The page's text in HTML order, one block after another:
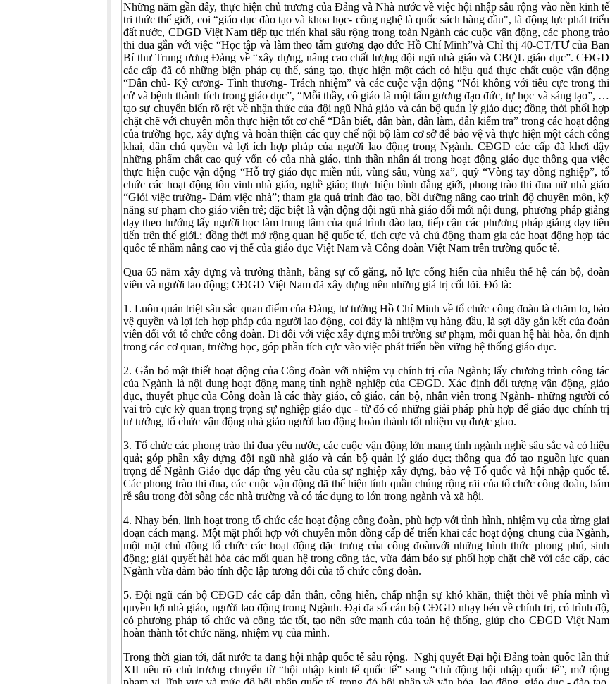
Những năm gần đây, thực hiện chủ trương của Đảng và Nhà nước về việc hội nhập sâu rộng vào nền kinh tế
tri thức thế giới, coi “giáo dục đào tạo và khoa học- công nghệ là quốc sách hàng đầu", là động lực phát triển
đất nước, CĐGD Việt Nam tiếp tục triển khai sâu rộng trong toàn Ngành các cuộc vận động, các phong trào
thi đua gắn với việc “Học tập và làm theo tấm gương đạo đức Hồ Chí Minh”và Chỉ thị 40-CT/TƯ của Ban
Bí thư Trung ương Đảng về “xây dựng, nâng cao chất lượng đội ngũ nhà giáo và CBQL giáo dục”. CĐGD
các cấp đã có những biện pháp cụ thể, sáng tạo, thực hiện một cách có hiệu quả thực chất cuộc vận động
“Dân chủ- Kỷ cương- Tình thương- Trách nhiệm” và các cuộc vận động “Nói không với tiêu cực trong thi
cử và bệnh thành tích trong giáo dục”, “Mỗi thầy, cô giáo là một tấm gương đạo đức, tự học và sáng tạo”, …
tạo sự chuyển biến rõ rệt về nhận thức của đội ngũ Nhà giáo và cán bộ quản lý giáo dục; đồng thời phối hợp
chặt chẽ với chuyên môn thực hiện tốt cơ chế “Dân biết, dân bàn, dân làm, dân kiểm tra” trong các hoạt động
của trường học, xây dựng và hoàn thiện các quy chế nội bộ làm cơ sở để bảo vệ và thực hiện một cách công
khai, dân chủ quyền và lợi ích hợp pháp của người lao động trong Ngành. CĐGD các cấp đã khơi dậy
những phẩm chất cao quý vốn có của nhà giáo, tinh thần nhân ái trong hoạt động giáo dục thông qua việc
thực hiện cuộc vận động “Hỗ trợ giáo dục miền núi, vùng sâu, vùng xa”, quỹ “Vòng tay đồng nghiệp”, tổ
chức các hoạt động tôn vinh nhà giáo, nghề giáo; thực hiện bình đẳng giới, phong trào thi đua nữ nhà giáo
“Giỏi việc trường- Đảm việc nhà”; tham gia quá trình đào tạo, bồi dưỡng nâng cao trình độ chuyên môn, kỹ
năng sư phạm cho giáo viên trẻ; đặc biệt là vận động đội ngũ nhà giáo đổi mới nội dung, phương pháp giảng
dạy theo hướng lấy người học làm trung tâm của quá trình đào tạo, tiếp cận các phương pháp giảng dạy tiên
tiến trên thế giới.; đồng thời mở rộng quan hệ quốc tế, tích cực và chủ động tham gia các hoạt động hợp tác
quốc tế nhằm nâng cao vị thế của giáo dục Việt Nam và Công đoàn Việt Nam trên trường quốc tế.
Qua 65 năm xây dựng và trưởng thành, bằng sự cố gắng, nỗ lực cống hiến của nhiều thế hệ cán bộ, đoàn
viên và người lao động; CĐGD Việt Nam đã xây dựng nên những giá trị cốt lõi. Đó là:
1. Luôn quán triệt sâu sắc quan điểm của Đảng, tư tưởng Hồ Chí Minh về tổ chức công đoàn là chăm lo, bảo
vệ quyền và lợi ích hợp pháp của người lao động, coi đây là nhiệm vụ hàng đầu, là sợi dây gắn kết của đoàn
viên đối với tổ chức công đoàn. Đi đôi với việc xây dựng môi trường sư phạm, mối quan hệ hài hòa, ổn định
trong các cơ quan, trường học, góp phần tích cực vào việc phát triển bền vững hệ thống giáo dục.
2. Gắn bó mật thiết hoạt động của Công đoàn với nhiệm vụ chính trị của Ngành; lấy chương trình công tác
của Ngành là nội dung hoạt động mang tính nghề nghiệp của CĐGD. Xác định đối tượng vận động, giáo
dục, thuyết phục của Công đoàn là các thày giáo, cô giáo, cán bộ, nhân viên trong Ngành- những người có
vai trò cực kỳ quan trọng trọng sự nghiệp giáo dục - từ đó có những giải pháp phù hợp để giáo dục chính trị
tư tưởng, tổ chức vận động nhà giáo người lao động hoàn thành tốt nhiệm vụ được giao.
3. Tổ chức các phong trào thi đua yêu nước, các cuộc vận động lớn mang tính ngành nghề sâu sắc và có hiệu
quả; góp phần xây dựng đội ngũ nhà giáo và cán bộ quản lý giáo dục; thông qua đó tạo nguồn lực quan
trọng để Ngành Giáo dục đáp ứng yêu cầu của sự nghiệp xây dựng, bảo vệ Tổ quốc và hội nhập quốc tế.
Các phong trào thi đua, các cuộc vận động đã thể hiện tính quần chúng rộng rãi của tổ chức công đoàn, bám
rễ sâu trong đời sống các nhà trường và có tác dụng to lớn trong ngành và xã hội.
4. Nhạy bén, linh hoạt trong tổ chức các hoạt động công đoàn, phù hợp với tình hình, nhiệm vụ của từng giai
đoạn cách mạng. Một mặt phối hợp với chuyên môn đồng cấp để triển khai các hoạt động chung của Ngành,
một mặt chủ động tổ chức các hoạt động đặc trưng của công đoànvới những hình thức phong phú, sinh
động; giải quyết hài hòa các mối quan hệ trong công tác, vừa đảm bảo sự phối hợp chặt chẽ với các cấp, các
Ngành vừa đảm bảo tính độc lập tương đối của tổ chức công đoàn.
5. Đội ngũ cán bộ CĐGD các cấp dấn thân, cống hiến, chấp nhận sự khó khăn, thiệt thòi về phía mình vì
quyền lợi nhà giáo, người lao động trong Ngành. Đại đa số cán bộ CĐGD nhạy bén về chính trị, có trình độ,
có phương pháp tổ chức và công tác tốt, tạo nên sức mạnh của toàn hệ thống, giúp cho CĐGD Việt Nam
hoàn thành tốt chức năng, nhiệm vụ của mình.
Trong thời gian tới, đất nước ta đang hội nhập quốc tế sâu rộng. Nghị quyết Đại hội Đảng toàn quốc lần thứ
XII nêu rõ chủ trương chuyển từ “hội nhập kinh tế quốc tế” sang “chủ động hội nhập quốc tế”, mở rộng